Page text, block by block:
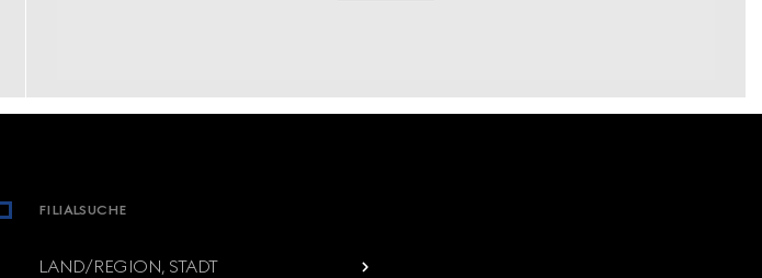
FILIALSUCHE
LAND/REGION, STADT